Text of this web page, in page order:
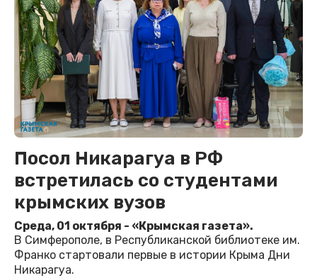
Посол Никарагуа в РФ
встретилась со студентами
крымских вузов
Среда, 01 октября - «Крымская газета».
В Симферополе, в Республиканской библиотеке им.
Франко стартовали первые в истории Крыма Дни
Никарагуа.